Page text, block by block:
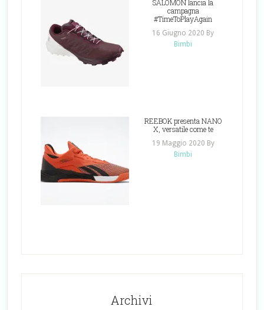
SALOMON lancia la
campagna
#TimeToPlayAgain
16 Giugno 2020 By
Bimbi
REEBOK presenta NANO
X, versatile come te
19 Maggio 2020 By
Bimbi
Archivi